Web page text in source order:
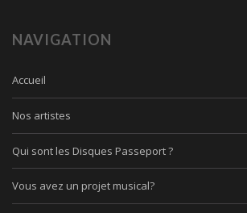
NAVIGATION
Accueil
Nos artistes
Qui sont les Disques Passeport ?
Vous avez un projet musical?